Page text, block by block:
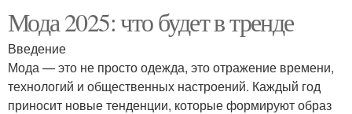
Мода 2025: что будет в тренде
Введение
Мода — это не просто одежда, это отражение времени,
технологий и общественных настроений. Каждый год
приносит новые тенденции, которые формируют образ